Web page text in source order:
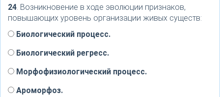
24. Возникновение в ходе эволюции признаков,
повышающих уровень организации живых существ:
Биологический процесс.
Биологический регресс.
Морфофизиологический процесс.
Ароморфоз.